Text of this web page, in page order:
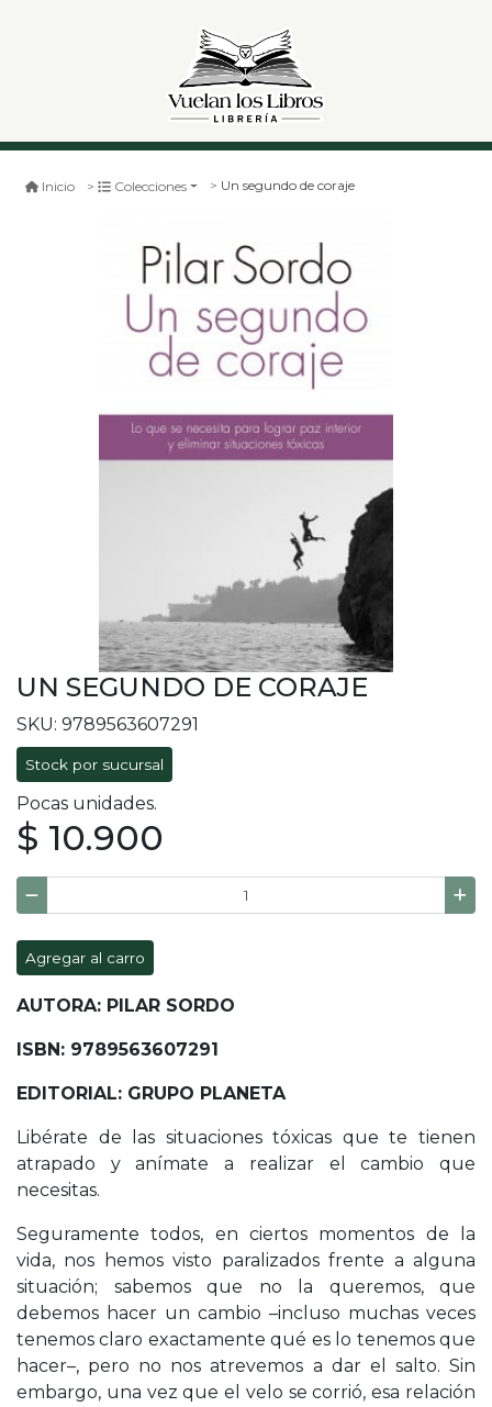
Inicio Colecciones Un segundo de coraje
UN SEGUNDO DE CORAJE
SKU: 9789563607291
Stock por sucursal
Pocas unidades.
$ 10.900
Agregar al carro
AUTORA: PILAR SORDO
ISBN: 9789563607291
EDITORIAL: GRUPO PLANETA
Libérate de las situaciones tóxicas que te tienen
atrapado y anímate a realizar el cambio que
necesitas.
Seguramente todos, en ciertos momentos de la
vida, nos hemos visto paralizados frente a alguna
situación; sabemos que no la queremos, que
debemos hacer un cambio –incluso muchas veces
tenemos claro exactamente qué es lo tenemos que
hacer–, pero no nos atrevemos a dar el salto. Sin
embargo, una vez que el velo se corrió, esa relación